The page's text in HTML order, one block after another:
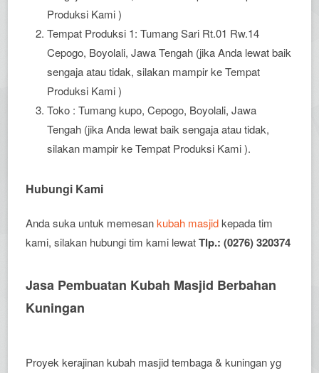
Produksi Kami )
Tempat Produksi 1: Tumang Sari Rt.01 Rw.14
Cepogo, Boyolali, Jawa Tengah (jika Anda lewat baik
sengaja atau tidak, silakan mampir ke Tempat
Produksi Kami )
Toko : Tumang kupo, Cepogo, Boyolali, Jawa
Tengah (jika Anda lewat baik sengaja atau tidak,
silakan mampir ke Tempat Produksi Kami ).
Hubungi Kami
Anda suka untuk memesankubah masjidkepada tim
kami, silakan hubungi tim kami lewatTlp.: (0276) 320374
Jasa Pembuatan Kubah Masjid Berbahan
Kuningan
Proyek kerajinan kubah masjid tembaga & kuningan yg